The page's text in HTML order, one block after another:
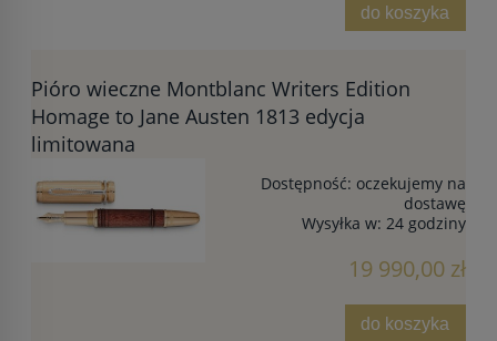
do koszyka
Pióro wieczne Montblanc Writers Edition
Homage to Jane Austen 1813 edycja
limitowana
Dostępność: oczekujemy na
dostawę
Wysyłka w: 24 godziny
19 990,00 zł
do koszyka